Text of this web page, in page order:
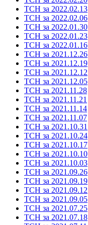
ТСН за 2022.02.13
ТСН за 2022.02.06
ТСН за 2022.01.30
ТСН за 2022.01.23
ТСН за 2022.01.16
ТСН за 2021.12.26
ТСН за 2021.12.19
ТСН за 2021.12.12
ТСН за 2021.12.05
ТСН за 2021.11.28
ТСН за 2021.11.21
ТСН за 2021.11.14
ТСН за 2021.11.07
ТСН за 2021.10.31
ТСН за 2021.10.24
ТСН за 2021.10.17
ТСН за 2021.10.10
ТСН за 2021.10.03
ТСН за 2021.09.26
ТСН за 2021.09.19
ТСН за 2021.09.12
ТСН за 2021.09.05
ТСН за 2021.07.25
ТСН за 2021.07.18